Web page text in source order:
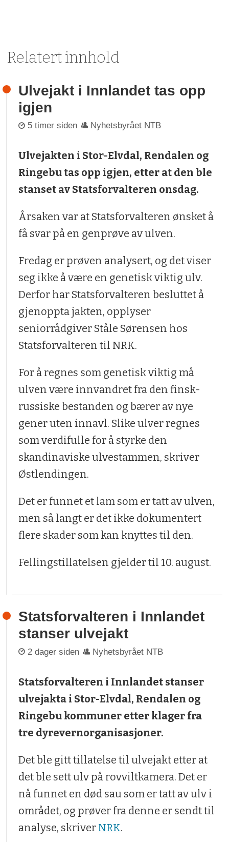
Relatert innhold
Ulvejakt i Innlandet tas opp
igjen
5 timer siden Nyhetsbyrået NTB
Ulvejakten i Stor-Elvdal, Rendalen og
Ringebu tas opp igjen, etter at den ble
stanset av Statsforvalteren onsdag.
Årsaken var at Statsforvalteren ønsket å
få svar på en genprøve av ulven.
Fredag er prøven analysert, og det viser
seg ikke å være en genetisk viktig ulv.
Derfor har Statsforvalteren besluttet å
gjenoppta jakten, opplyser
seniorrådgiver Ståle Sørensen hos
Statsforvalteren til NRK.
For å regnes som genetisk viktig må
ulven være innvandret fra den finsk-
russiske bestanden og bærer av nye
gener uten innavl. Slike ulver regnes
som verdifulle for å styrke den
skandinaviske ulvestammen, skriver
Østlendingen.
Det er funnet et lam som er tatt av ulven,
men så langt er det ikke dokumentert
flere skader som kan knyttes til den.
Fellingstillatelsen gjelder til 10. august.
Statsforvalteren i Innlandet
stanser ulvejakt
2 dager siden Nyhetsbyrået NTB
Statsforvalteren i Innlandet stanser
ulvejakta i Stor-Elvdal, Rendalen og
Ringebu kommuner etter klager fra
tre dyrevernorganisasjoner.
Det ble gitt tillatelse til ulvejakt etter at
det ble sett ulv på rovviltkamera. Det er
nå funnet en død sau som er tatt av ulv i
området, og prøver fra denne er sendt til
analyse, skriver NRK.